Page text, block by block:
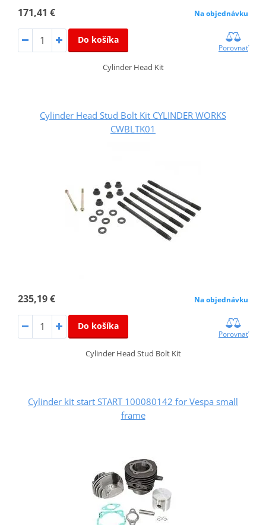
171,41 € Na objednávku
Do košíka
Porovnať
Cylinder Head Kit
Cylinder Head Stud Bolt Kit CYLINDER WORKS
CWBLTK01
235,19 € Na objednávku
Do košíka
Porovnať
Cylinder Head Stud Bolt Kit
Cylinder kit start START 100080142 for Vespa small
frame